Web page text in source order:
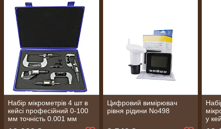
Набір мікрометрів 4 шт в
кейсі професійний 0-100
мм точність 0.001 мм
Цифровий вимірювач
рівня рідини No498
у